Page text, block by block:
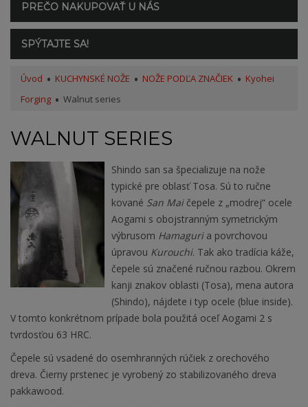
PREČO NAKUPOVAŤ U NÁS
SPÝTAJTE SA!
Úvod KUCHYNSKÉ NOŽE NOŽE PODĽA ZNAČIEK
Kyohei
Forging
Walnut series
WALNUT SERIES
Shindo san sa špecializuje na nože
typické pre oblasť Tosa. Sú to ručne
kované San Maičepele z „modrej“ ocele
Aogami s obojstranným symetrickým
výbrusom Hamaguria povrchovou
úpravou Kurouchi. Tak ako tradícia káže,
čepele sú značené ručnou razbou. Okrem
kanji znakov oblasti (Tosa), mena autora
(Shindo), nájdete i typ ocele (blue inside).
V tomto konkrétnom prípade bola použitá oceľ Aogami 2 s
tvrdosťou 63 HRC.
Čepele sú vsadené do osemhranných rúčiek z orechového
dreva. Čierny prstenec je vyrobený zo stabilizovaného dreva
pakkawood.